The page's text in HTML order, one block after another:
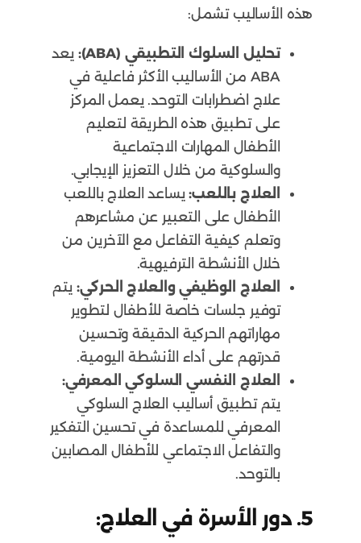
هذه الأساليب تشمل:
تحليل السلوك التطبيقي (ABA):
يعد
ABA من الأساليب الأكثر فاعلية في
علاج اضطرابات التوحد. يعمل المركز
على تطبيق هذه الطريقة لتعليم
الأطفال المهارات الاجتماعية
والسلوكية من خلال التعزيز الإيجابي.
العلاج باللعب:يساعد العلاج باللعب
الأطفال على التعبير عن مشاعرهم
وتعلم كيفية التفاعل مع الآخرين من
خلال الأنشطة الترفيهية.
العلاج الوظيفي والعلاج الحركي: يتم
توفير جلسات خاصة للأطفال لتطوير
مهاراتهم الحركية الدقيقة وتحسين
قدرتهم على أداء الأنشطة اليومية.
العلاج النفسي السلوكي المعرفي:
يتم تطبيق أساليب العلاج السلوكي
المعرفي للمساعدة في تحسين التفكير
والتفاعل الاجتماعي للأطفال المصابين
بالتوحد.
5. دور الأسرة في العلاج: